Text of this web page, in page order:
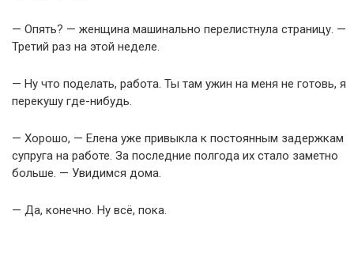
— Опять? — женщина машинально перелистнула страницу. —
Третий раз на этой неделе.
— Ну что поделать, работа. Ты там ужин на меня не готовь, я
перекушу где-нибудь.
— Хорошо, — Елена уже привыкла к постоянным задержкам
супруга на работе. За последние полгода их стало заметно
больше. — Увидимся дома.
— Да, конечно. Ну всё, пока.